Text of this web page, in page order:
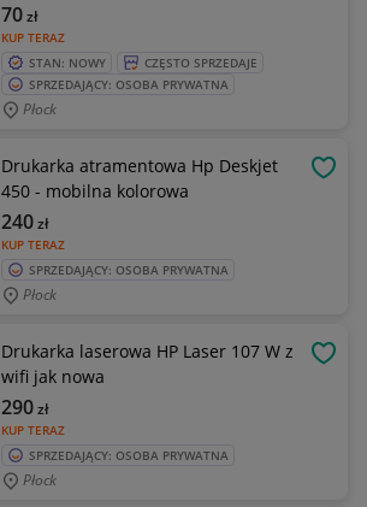
KUP TERAZ
70zł
STAN: NOWY
CZĘSTO SPRZEDAJE
SPRZEDAJĄCY: OSOBA PRYWATNA
Płock
Drukarka atramentowa Hp Deskjet
450 - mobilna kolorowa
KUP TERAZ
240zł
SPRZEDAJĄCY: OSOBA PRYWATNA
Płock
Drukarka laserowa HP Laser 107 W z
wifi jak nowa
KUP TERAZ
290zł
SPRZEDAJĄCY: OSOBA PRYWATNA
Płock